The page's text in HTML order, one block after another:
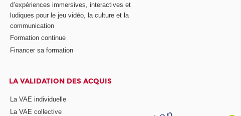
d’expériences immersives, interactives et
ludiques pour le jeu vidéo, la culture et la
communication
Formation continue
Financer sa formation
LA VALIDATION DES ACQUIS
La VAE individuelle
La VAE collective